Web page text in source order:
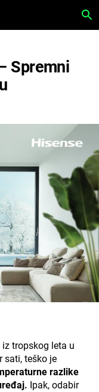
Spremni
iz tropskog leta u
sati, teško je
razlike
Ipak, odabir